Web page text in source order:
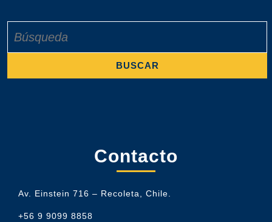
Contacto
Av. Einstein 716 – Recoleta, Chile.
+56 9 9099 8858